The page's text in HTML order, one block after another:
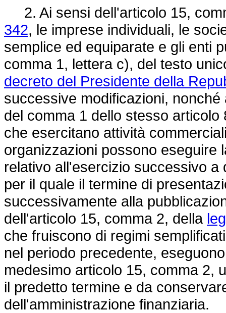
2. Ai sensi dell'articolo 15,
342, le imprese individuali, le
semplice ed equiparate e gli enti
comma 1, lettera c), del testo
decreto del Presidente della
successive modificazioni,
del comma 1 dello stesso
che esercitano attività
organizzazioni possono eseguire
relativo all'esercizio successivo
per il quale il termine di
successivamente alla
dell'articolo 15, comma 2, della
che fruiscono di regimi
nel periodo precedente,
medesimo articolo 15, comma 2,
il predetto termine e da
dell'amministrazione finanziaria.